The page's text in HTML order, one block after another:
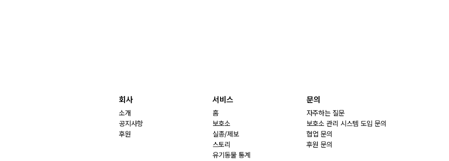
회사
소개
공지사항
후원
서비스
홈
보호소
실종/제보
스토리
유기동물 통계
문의
자주하는 질문
보호소 관리 시스템 도입 문의
협업 문의
후원 문의